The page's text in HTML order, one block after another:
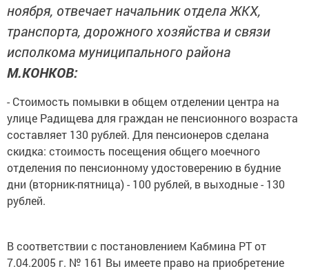
ноября, отвечает начальник отдела ЖКХ,
транспорта, дорожного хозяйства и связи
исполкома муниципального района
М.КОНКОВ:
- Стоимость помывки в общем отделении центра на
улице Радищева для граждан не пенсионного возраста
составляет 130 рублей. Для пенсионеров сделана
скидка: стоимость посещения общего моечного
отделения по пенсионному удостоверению в будние
дни (вторник-пятница) - 100 рублей, в выходные - 130
рублей.
В соответствии с постановлением Кабмина РТ от
7.04.2005 г. № 161 Вы имеете право на приобретение